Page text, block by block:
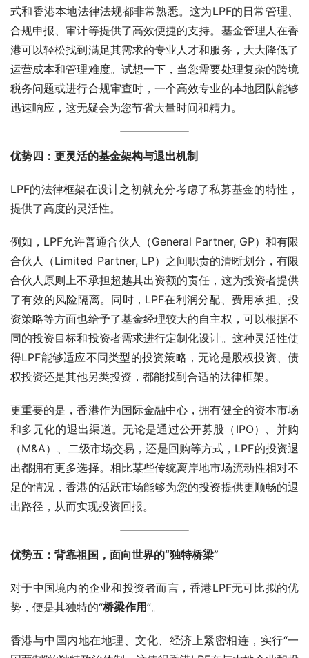
式和香港本地法律法规都非常熟悉。这为LPF的日常管理、
合规申报、审计等提供了高效便捷的支持。基金管理人在香
港可以轻松找到满足其需求的专业人才和服务，大大降低了
运营成本和管理难度。试想一下，当您需要处理复杂的跨境
税务问题或进行合规审查时，一个高效专业的本地团队能够
迅速响应，这无疑会为您节省大量时间和精力。
优势四：更灵活的基金架构与退出机制
LPF的法律框架在设计之初就充分考虑了私募基金的特性，
提供了高度的灵活性。
例如，LPF允许普通合伙人（General Partner, GP）和有限
合伙人（Limited Partner, LP）之间职责的清晰划分，有限
合伙人原则上不承担超越其出资额的责任，这为投资者提供
了有效的风险隔离。同时，LPF在利润分配、费用承担、投
资策略等方面也给予了基金经理较大的自主权，可以根据不
同的投资目标和投资者需求进行定制化设计。这种灵活性使
得LPF能够适应不同类型的投资策略，无论是股权投资、债
权投资还是其他另类投资，都能找到合适的法律框架。
更重要的是，香港作为国际金融中心，拥有健全的资本市场
和多元化的退出渠道。无论是通过公开募股（IPO）、并购
（M&A）、二级市场交易，还是回购等方式，LPF的投资退
出都拥有更多选择。相比某些传统离岸地市场流动性相对不
足的情况，香港的活跃市场能够为您的投资提供更顺畅的退
出路径，从而实现投资回报。
优势五：背靠祖国，面向世界的“独特桥梁”
对于中国境内的企业和投资者而言，香港LPF无可比拟的优
势，便是其独特的“桥梁作用”。
香港与中国内地在地理、文化、经济上紧密相连，实行“一